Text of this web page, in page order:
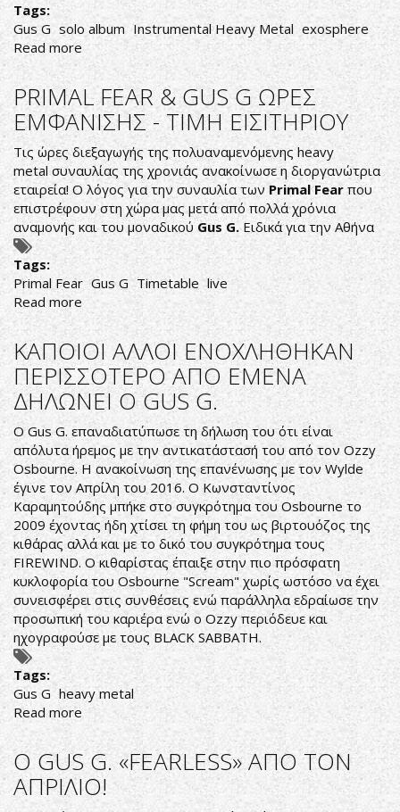
Tags:
Gus G solo album Instrumental Heavy Metal exosphere
Read more about
NEO
SOLO
SINGLE
ΑΠΟ
ΤΟΝ
GUS
G.
PRIMAL FEAR & GUS G ΩΡΕΣ
ΕΜΦΑΝΙΣΗΣ - ΤΙΜΗ ΕΙΣΙΤΗΡΙΟΥ
Τις ώρες διεξαγωγής της πολυαναμενόμενης heavy
metal συναυλίας της χρονιάς ανακοίνωσε η διοργανώτρια
εταιρεία! Ο λόγος για την συναυλία τωνPrimal Fearπου
επιστρέφουν στη χώρα μας μετά από πολλά χρόνια
αναμονής και του μοναδικούGus G.Ειδικά για την Αθήνα
Tags:
Primal Fear Gus G Timetable live
Read more about
PRIMAL
FEAR
&
GUS
G
ΩΡΕΣ
ΕΜΦΑΝΙΣΗΣ
-
ΤΙΜΗ
ΕΙΣΙΤΗΡΙΟΥ
ΚΑΠΟΙΟΙ ΑΛΛΟΙ ΕΝΟΧΛΗΘΗΚΑΝ
ΠΕΡΙΣΣΟΤΕΡΟ ΑΠΟ ΕΜΕΝΑ
ΔΗΛΩΝΕΙ Ο GUS G.
Ο Gus G. επαναδιατύπωσε τη δήλωση του ότι είναι
απόλυτα ήρεμος με την αντικατάστασή του από τον Ozzy
Osbourne. Η ανακοίνωση της επανένωσης με τον Wylde
έγινε τον Απρίλη του 2016. Ο Κωνσταντίνος
Καραμητούδης μπήκε στο συγκρότημα του Osbourne το
2009 έχοντας ήδη χτίσει τη φήμη του ως βιρτουόζος της
κιθάρας αλλά και με το δικό του συγκρότημα τους
FIREWIND. Ο κιθαρίστας έπαιξε στην πιο πρόσφατη
κυκλοφορία του Osbourne "Scream" χωρίς ωστόσο να έχει
συνεισφέρει στις συνθέσεις ενώ παράλληλα εδραίωσε την
προσωπική του καριέρα ενώ ο Ozzy περιόδευε και
ηχογραφούσε με τους BLACK SABBATH.
Tags:
Gus G heavy metal
Read more about
ΚΑΠΟΙΟΙ
ΑΛΛΟΙ
ΕΝΟΧΛΗΘΗΚΑΝ
ΠΕΡΙΣΣΟΤΕΡΟ
ΑΠΟ
O GUS G. «FEARLESS» ΑΠΟ ΤΟΝ
ΑΠΡΙΛΙΟ!